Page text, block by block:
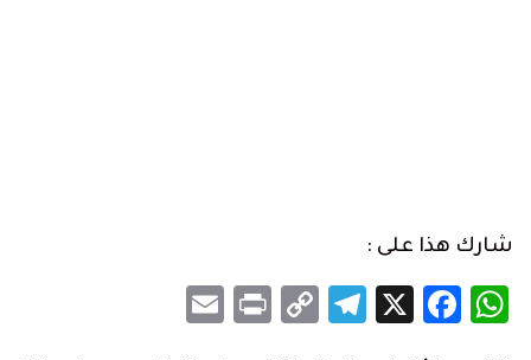
شارك هذا على :
WhatsApp
Facebook
X
Telegram
Copy
Print